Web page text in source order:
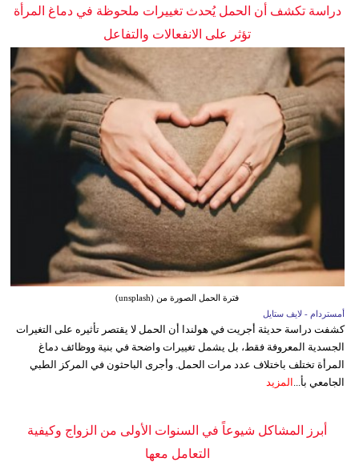
دراسة تكشف أن الحمل يُحدث تغييرات ملحوظة في دماغ المرأة
تؤثر على الانفعالات والتفاعل
فترة الحمل الصورة من (unsplash)
أمستردام - لايف ستايل
كشفت دراسة حديثة أجريت في هولندا أن الحمل لا يقتصر تأثيره على التغيرات
الجسدية المعروفة فقط، بل يشمل تغييرات واضحة في بنية ووظائف دماغ
المرأة تختلف باختلاف عدد مرات الحمل. وأجرى الباحثون في المركز الطبي
الجامعي بأ... المزيد
أبرز المشاكل شيوعاً في السنوات الأولى من الزواج وكيفية
التعامل معها